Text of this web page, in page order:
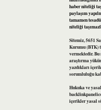
haber niteliği
paylaşım
tamamen
niteliği
Sitemiz, 5651
Kurumu (BTK)
vermektedir.
araştırma
yazdıkları
sorumluluğu
Hukuka ve
içerikler yasal